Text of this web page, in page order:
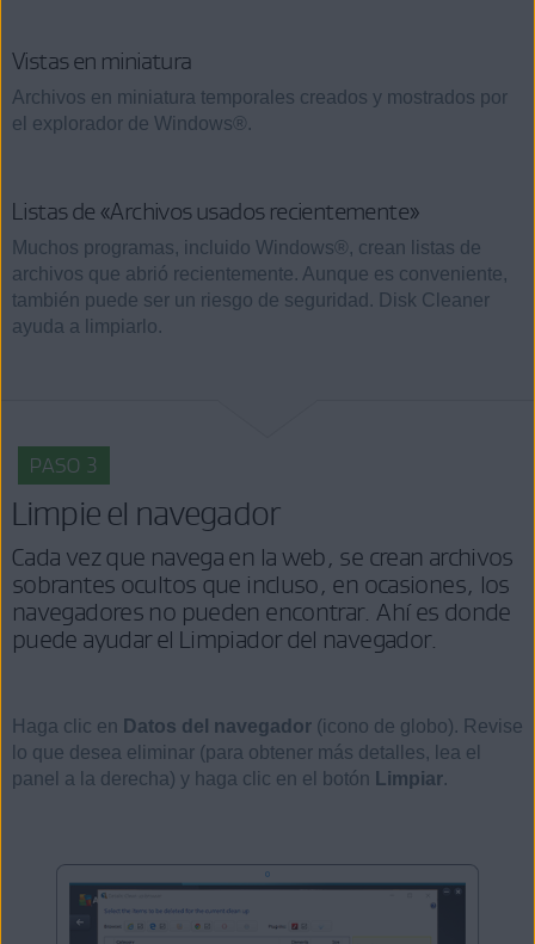
Vistas en miniatura
Archivos en miniatura temporales creados y mostrados por
el explorador de Windows®.
Listas de «Archivos usados recientemente»
Muchos programas, incluido Windows®, crean listas de
archivos que abrió recientemente. Aunque es conveniente,
también puede ser un riesgo de seguridad. Disk Cleaner
ayuda a limpiarlo.
PASO 3
Limpie el navegador
Cada vez que navega en la web, se crean archivos
sobrantes ocultos que incluso, en ocasiones, los
navegadores no pueden encontrar. Ahí es donde
puede ayudar el Limpiador del navegador.
Haga clic en Datos del navegador (icono de globo). Revise
lo que desea eliminar (para obtener más detalles, lea el
panel a la derecha) y haga clic en el botón Limpiar.